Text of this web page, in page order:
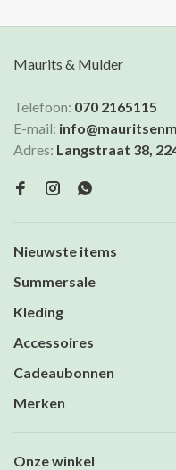
Maurits & Mulder
Telefoon: 070 2165115
E-mail:
Adres: Langstraat 38,
Nieuwste items
Summersale
Kleding
Accessoires
Cadeaubonnen
Merken
Onze winkel